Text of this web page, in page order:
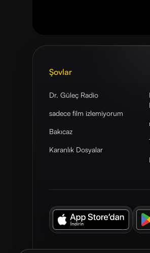
Şovlar
Dr. Güleç Radio
sadece film izlemiyorum
Bakıcaz
Karanlık Dosyalar